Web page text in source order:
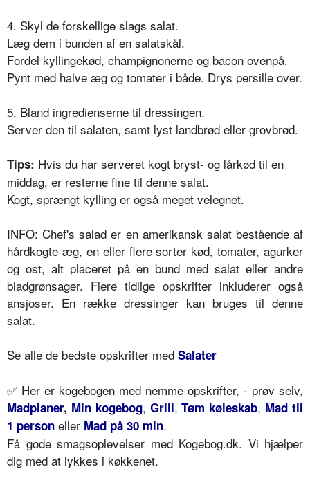
4. Skyl de forskellige slags salat.
Læg dem i bunden af en salatskål.
Fordel kyllingekød, champignonerne og bacon ovenpå.
Pynt med halve æg og tomater i både. Drys persille over.
5. Bland ingredienserne til dressingen.
Server den til salaten, samt lyst landbrød eller grovbrød.
Tips: Hvis du har serveret kogt bryst- og lårkød til en
middag, er resterne fine til denne salat.
Kogt, sprængt kylling er også meget velegnet.
INFO: Chef's salad er en amerikansk salat bestående af
hårdkogte æg, en eller flere sorter kød, tomater, agurker
og ost, alt placeret på en bund med salat eller andre
bladgrønsager. Flere tidlige opskrifter inkluderer også
ansjoser. En række dressinger kan bruges til denne
salat.
Se alle de bedste opskrifter med Salater
✅ Her er kogebogen med nemme opskrifter, - prøv selv,
Madplaner, Min kogebog, Grill,Tøm køleskab, Mad til
1 person eller Mad på 30 min.
Få gode smagsoplevelser med Kogebog.dk. Vi hjælper
dig med at lykkes i køkkenet.